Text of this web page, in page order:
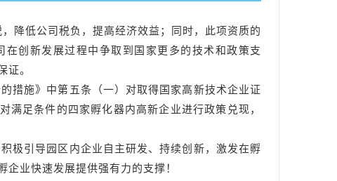
降低公司税负，提高经济效益；同时，此项资质的
创新发展过程中争取到国家更多的技术和政策支
证。
施》中第五条（一）对取得国家高新技术企业证
足条件的四家孵化器内高新企业进行政策兑现，
积极引导园区内企业自主研发、持续创新， 激发在孵
企业快速发展提供强有力的支撑！